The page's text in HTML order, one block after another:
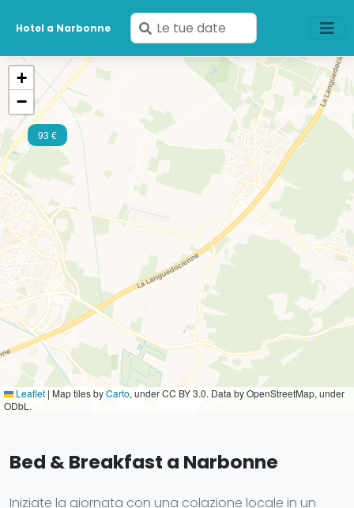
Hotel a Narbonne
Inserisci
le
93 €
+
−
Leaflet | Map tiles byCarto, under CC BY 3.0. Data by OpenStreetMap, under
ODbL.
Bed & Breakfast a Narbonne
Iniziate la giornata con una colazione locale in un